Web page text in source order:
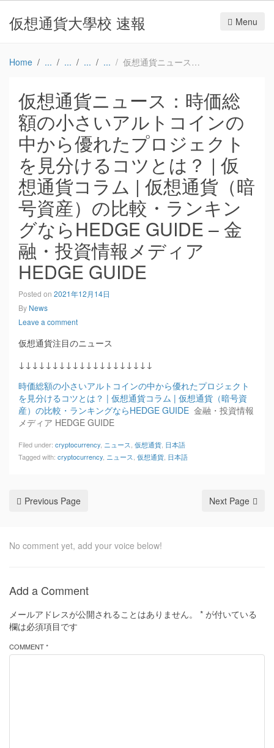
仮想通貨大學校 速報 Menu
Home 仮想通貨ニュース：時価総額の小さいアルトコインの中から優れたプロジェクトを見分けるコツとは？ | 仮想通貨コラム | 仮想通貨（暗号資産）の比較・ランキングならHEDGE GUIDE – 金融・投資情報メディア HEDGE GUIDE
仮想通貨ニュース：時価総
額の小さいアルトコインの
中から優れたプロジェクト
を見分けるコツとは？ | 仮
想通貨コラム | 仮想通貨（暗
号資産）の比較・ランキン
グならHEDGE GUIDE – 金
融・投資情報メディア
HEDGE GUIDE
Posted on 2021年12月14日
By News
Leave a comment
仮想通貨注目のニュース
↓↓↓↓↓↓↓↓↓↓↓↓↓↓↓↓↓↓↓↓
時価総額の小さいアルトコインの中から優れたプロジェクト
を見分けるコツとは？ | 仮想通貨コラム | 仮想通貨（暗号資
産）の比較・ランキングならHEDGE GUIDE 金融・投資情報
メディア HEDGE GUIDE
Filed under: cryptocurrency ニュース 仮想通貨 日本語
Tagged with: cryptocurrency ニュース 仮想通貨 日本語
Previous Page Next Page
No comment yet, add your voice below!
Add a Comment
メールアドレスが公開されることはありません。 * が付いている
欄は必須項目です
COMMENT *